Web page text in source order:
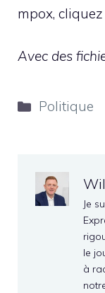
mpox, cliquez
Avec des
Catégories
Politique
Je
le
à